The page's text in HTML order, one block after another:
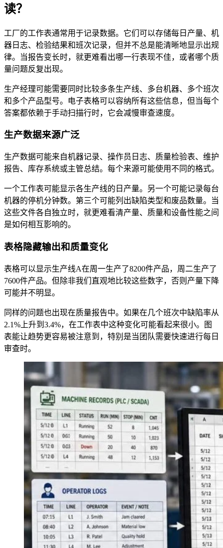
读？
工厂的工作表通常用于记录数据。它们可以存储每日产量、机
器日志、检验结果和班次记录，但并不总是能清晰地显示出规
律。当报告变长时，就更难看出哪一行表现不佳，或者哪个质
量问题反复出现。
生产经理可能需要同时比较多条生产线、多台机器、多个班次
和多个产品型号。电子表格可以容纳所有这些信息，但当每个
答案都依赖于手动扫描行时，它会减慢审查速度。
生产数据来源广泛
生产数据可能来自机器记录、操作员日志、质量检验表、维护
报告、库存系统或主管总结。每个来源可能使用不同的格式。
一个工作表可能显示各生产线的日产量。另一个可能记录每台
机器的停机分钟数。第三个可能列出缺陷类型和废品数量。当
这些文件各自独立时，就更难看清产量、质量和设备性能之间
是如何相互影响的。
表格隐藏输出和质量变化
表格可以显示生产线A在周一生产了8200件产品，周二生产了
7600件产品。但除非我们直观地比较这些数字，否则产量下降
可能并不明显。
同样的问题也出现在质量报告中。如果在几个班次中缺陷率从
2.1%上升到3.4%，在工作表中这种变化可能看起来很小。图
表能让趋势更容易被注意到，特别是当团队需要快速进行每日
审查时。